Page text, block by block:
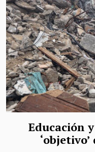
Educación